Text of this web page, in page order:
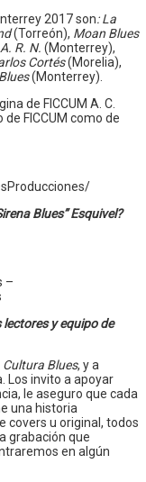
2017 son: La
(Torreón), Moan Blues
R. N. (Monterrey),
Cortés(Morelia),
(Monterrey).
de FICCUM A. C.
FICCUM como de
Blues” Esquivel?
–
y equipo de
Cultura Blues, y a
Los invito a apoyar
le aseguro que cada
una historia
covers u original, todos
grabación que
en algún